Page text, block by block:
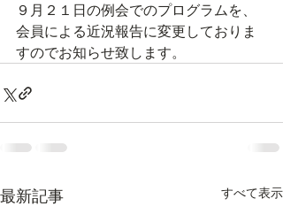
９月２１日の例会でのプログラムを、
会員による近況報告に変更しておりま
すのでお知らせ致します。
最新記事 すべて表示